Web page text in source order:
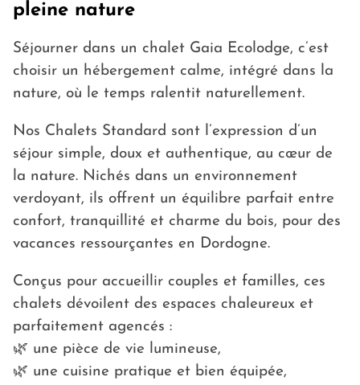
pleine nature
Séjourner dans un chalet Gaia Ecolodge, c’est
choisir un hébergement calme, intégré dans la
nature, où le temps ralentit naturellement.
Nos Chalets Standard sont l’expression d’un
séjour simple, doux et authentique, au cœur de
la nature. Nichés dans un environnement
verdoyant, ils offrent un équilibre parfait entre
confort, tranquillité et charme du bois, pour des
vacances ressourçantes en Dordogne.
Conçus pour accueillir couples et familles, ces
chalets dévoilent des espaces chaleureux et
parfaitement agencés :
🌿 une pièce de vie lumineuse,
🌿 une cuisine pratique et bien équipée,